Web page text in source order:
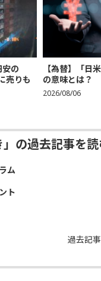
安の
売りも
【為替】「日
の意味とは？
2026/08/06
」の過去記事を
ム
ト
過去記